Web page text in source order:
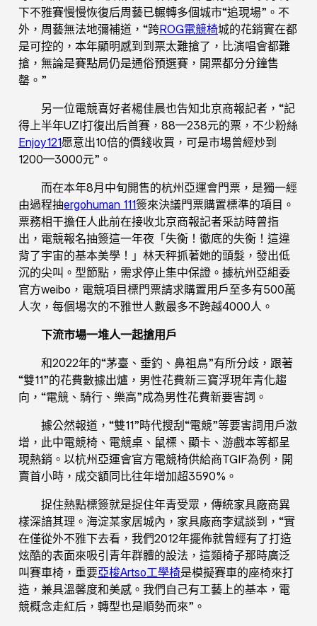
下不雅賽慢慢恢復后周藝已輾轉多個城市“追現場”。不
外，周藝無法地彌補道，“跨ROG電競椅城的花銷實在都
是可控的，本年顯明感到到票太難搶了，比演唱會都難
搶，無論是賽點局仍是通俗預選賽，開票都分分鐘售
罄。”
另一位電競喜好者楊佳晨也告知北京商報記者，“記
得上半年UZI打復出后首賽，88—238元的票，不少粉絲
Enjoy121愿意出10倍的價錢收買，可是市場曾經炒到
1200—3000元”。
而在本年8月中旬開售的杭州亞運會門票，是獨一經
由過程抽ergohuman 111簽來決議門票購置標準的項目。
票務相干擔任人此前在接收北京商報記者采訪時曾指
出，電競報名抽簽這一年夜「失衡！徹底的失衡！這違
背了宇宙的基本美學！」林天秤抓著她的頭髮，發出低
沉的尖叫。型節點，需求停止集中保證。據杭州亞組委
官方weibo，電競項目標門票請求購置用戶至多有500萬
人次，每個場次的不雅世人數最多不跨越4000人。
下流市場一堆人一起搶用戶
和2022年的“茅臺、垂釣、鼻祖鳥”有所分歧，跟著
“雙11”的花費數據出爐，男性花費新三寶浮現年青化趨
向，“電競、騎行、樂高”成為男性花費新要害詞。
據公然報道，“雙11”時代搜刮“電競”等要害詞用戶激
增，此中電競椅、電競桌、鼠標、顯卡、游戲本等都呈
現熱銷。以杭州亞運會官方電競椅供給商TGIF為例，開
賣首小時，成交額同比往年增加超3590%。
捉住熱點標簽就是捉住年青受眾，傳統家具廠商異
樣深諳其理。海淀某家居城內，家具廠商李斌談到，“實
在僅從外不雅下去看，我們2012年擺佈就曾經有了打造
炫酷的表面來吸引青年群體的設法，這類椅子那時廣泛
叫賽車椅，重要亞梭Artso工學椅是模擬賽車的座椅來打
造，兼具溫馨度和美感。我們自己有工藝上的基本，電
競概念走紅后，轉型也是順勢而來”。